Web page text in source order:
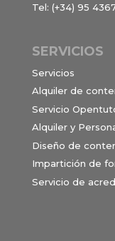
Tel: (+34) 95
SERVICIOS
Servicios
Alquiler de
Servicio
Alquiler y
Diseño de
Impartición de
Servicio de